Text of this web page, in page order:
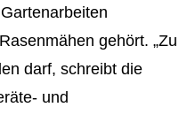
gehört. „Zu
darf, schreibt die
und